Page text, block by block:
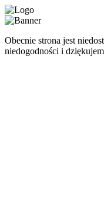
Obecnie strona jest
niedogodności i